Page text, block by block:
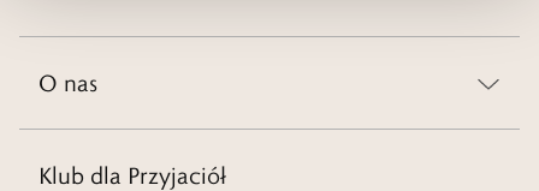
O nas
Klub dla Przyjaciół